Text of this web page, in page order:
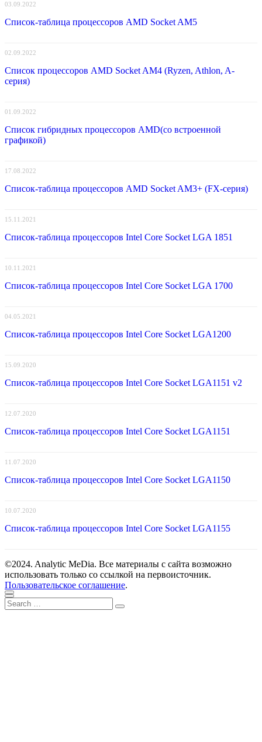
03.09.2022
Список-таблица процессоров AMD Socket AM5
02.09.2022
Список процессоров AMD Socket AM4 (Ryzen, Athlon, A-
серия)
01.09.2022
Список гибридных процессоров AMD(со встроенной
графикой)
17.08.2022
Список-таблица процессоров AMD Socket AM3+ (FX-серия)
15.11.2021
Список-таблица процессоров Intel Core Socket LGA 1851
10.11.2021
Список-таблица процессоров Intel Core Socket LGA 1700
04.05.2021
Список-таблица процессоров Intel Core Socket LGA1200
15.09.2020
Список-таблица процессоров Intel Core Socket LGA1151 v2
12.07.2020
Список-таблица процессоров Intel Core Socket LGA1151
11.07.2020
Список-таблица процессоров Intel Core Socket LGA1150
10.07.2020
Список-таблица процессоров Intel Core Socket LGA1155
©2024. Analytic MeDia. Все материалы с сайта возможно
использовать только со ссылкой на первоисточник.
Пользовательское соглашение.
Scroll
to
Close
Search
for:
Search